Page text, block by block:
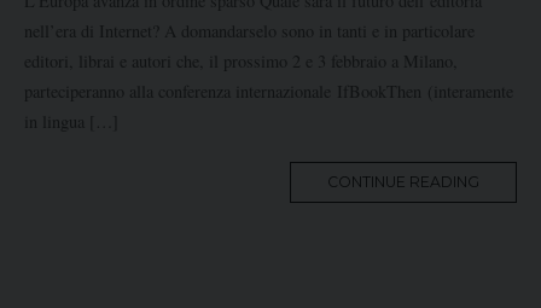
nell’era di Internet? A domandarselo sono in tanti e in particolare
editori, librai e autori che, il prossimo 2 e 3 febbraio a Milano,
parteciperanno alla conferenza internazionale IfBookThen (interamente
in lingua […]
CONTINUE READING